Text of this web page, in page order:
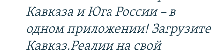
Кавказа и Юга России – в
одном приложении! Загрузите
Кавказ.Реалии на свой